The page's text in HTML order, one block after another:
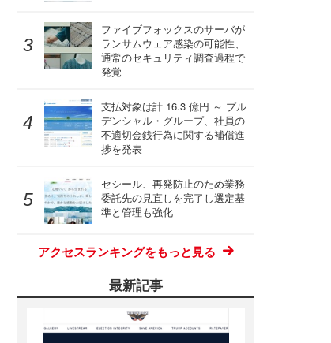
ファイブフォックスのサーバが
ランサムウェア感染の可能性、
通常のセキュリティ調査過程で
発覚
支払対象は計 16.3 億円 ～ プル
デンシャル・グループ、社員の
不適切金銭行為に関する補償進
捗を発表
セシール、再発防止のため業務
委託先の見直しを完了し選定基
準と管理も強化
アクセスランキングをもっと見る
最新記事